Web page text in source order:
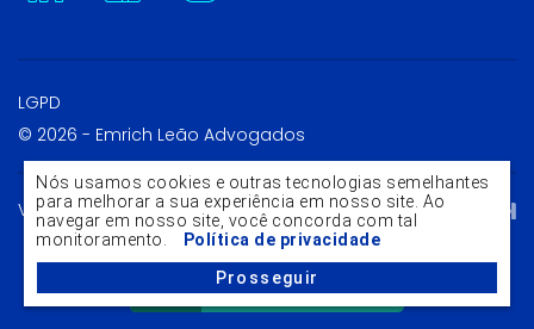
LGPD
© 2026 - Emrich Leão Advogados
Voltar ao topo
no WhatsApp
Nós usamos cookies e outras tecnologias semelhantes
para melhorar a sua experiência em nosso site. Ao
navegar em nosso site, você concorda com tal
monitoramento.
Política de privacidade
Prosseguir